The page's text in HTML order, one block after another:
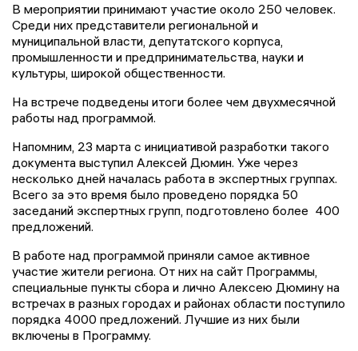
В мероприятии принимают участие около 250 человек.
Среди них представители региональной и
муниципальной власти, депутатского корпуса,
промышленности и предпринимательства, науки и
культуры, широкой общественности.
На встрече подведены итоги более чем двухмесячной
работы над программой.
Напомним, 23 марта с инициативой разработки такого
документа выступил Алексей Дюмин. Уже через
несколько дней началась работа в экспертных группах.
Всего за это время было проведено порядка 50
заседаний экспертных групп, подготовлено более 400
предложений.
В работе над программой приняли самое активное
участие жители региона. От них на сайт Программы,
специальные пункты сбора и лично Алексею Дюмину на
встречах в разных городах и районах области поступило
порядка 4000 предложений. Лучшие из них были
включены в Программу.